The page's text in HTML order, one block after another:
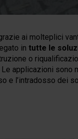
ai molteplici
in tutte le
o
Le applicazioni sono
e l’intradosso dei